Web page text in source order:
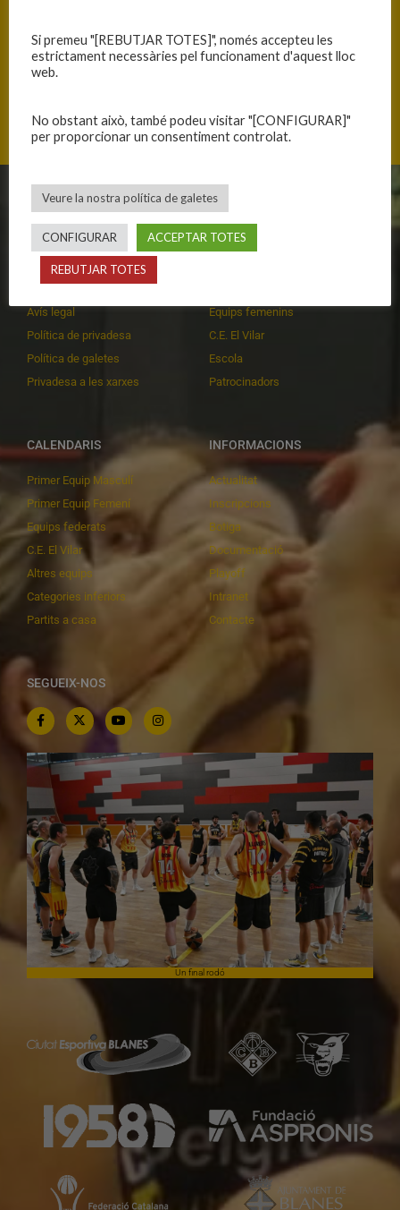
CLUB
Història
Organització
Avís legal
Política de privadesa
Política de galetes
Privadesa a les xarxes
EQUIPS
Primer equip masculí
Equips femenins
C.E. El Vilar
Escola
Patrocinadors
CALENDARIS
Primer Equip Masculí
Primer Equip Femení
Equips federats
C.E. El Vilar
Altres equips
Categories inferiors
Partits a casa
INFORMACIONS
Actualitat
Inscripcions
Botiga
Documentació
Playoff
Intranet
Contacte
SEGUEIX-NOS
Un final rodó
Si premeu "[REBUTJAR TOTES]", només accepteu les
estrictament necessàries pel funcionament d'aquest lloc
web.
No obstant això, també podeu visitar "[CONFIGURAR]"
per proporcionar un consentiment controlat.
Veure la nostra política de galetes
CONFIGURAR ACCEPTAR TOTES
REBUTJAR TOTES